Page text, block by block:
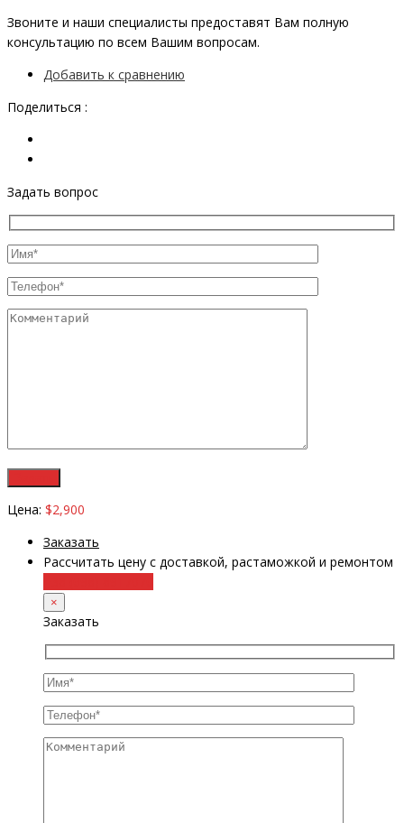
Звоните и наши специалисты предоставят Вам полную
консультацию по всем Вашим вопросам.
Добавить к сравнению
Поделиться :
Задать вопрос
Цена: $2,900
Заказать
Рассчитать цену с доставкой, растаможкой и ремонтом
×
Заказать